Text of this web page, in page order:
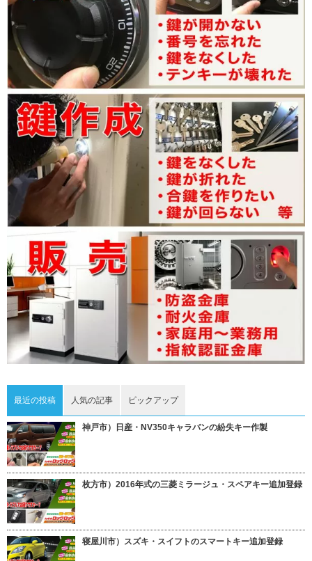
最近の投稿 人気の記事 ピックアップ
神戸市）日産・NV350キャラバンの紛失キー作製
枚方市）2016年式の三菱ミラージュ・スペアキー追加登録
寝屋川市）スズキ・スイフトのスマートキー追加登録